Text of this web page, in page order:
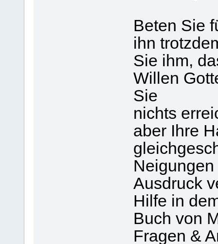
Beten Sie
ihn
Sie ihm,
Willen
Sie
nichts
aber Ihre
Ausdruck
Hilfe in
Buch von
Fragen &